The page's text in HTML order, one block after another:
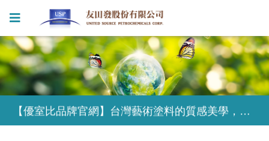
【優室比品牌官網】台灣藝術塗料的質感美學，為獨特的設計風格塑造無限可能
【優室比品牌官網】台灣藝術塗料的質感美學，為獨特的設計風格塑造無限可能